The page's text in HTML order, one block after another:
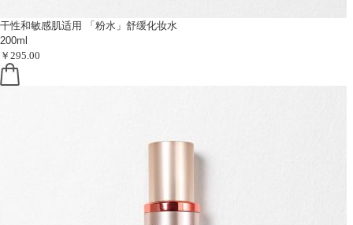
干性和敏感肌适用
「粉水」舒缓化妆水
200ml
￥295.00